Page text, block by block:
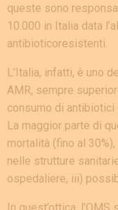
queste sono
10.000 in Italia data
antibioticoresistenti.
L’Italia, infatti, è uno
AMR, sempre
consumo di antibiotici
La maggior parte di
mortalità (fino al
nelle strutture
ospedaliere, iii)